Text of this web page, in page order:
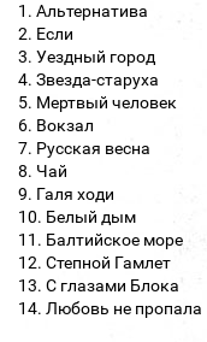
1. Альтернатива
2. Если
3. Уездный город
4. Звезда-старуха
5. Мертвый человек
6. Вокзал
7. Русская весна
8. Чай
9. Галя ходи
10. Белый дым
11. Балтийское море
12. Степной Гамлет
13. С глазами Блока
14. Любовь не пропала